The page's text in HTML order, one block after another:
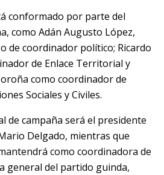
conformado por parte del
como Adán Augusto López,
de coordinador político; Ricardo
de Enlace Territorial y
como coordinador de
Sociales y Civiles.
de campaña será el presidente
Delgado, mientras que
como coordinadora de
general del partido guinda,